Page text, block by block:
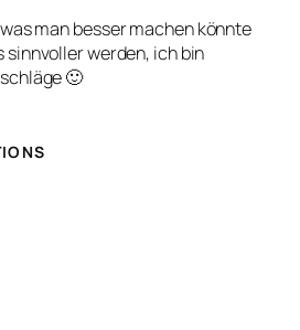
man besser machen könnte
sinnvoller werden, ich bin
🙂